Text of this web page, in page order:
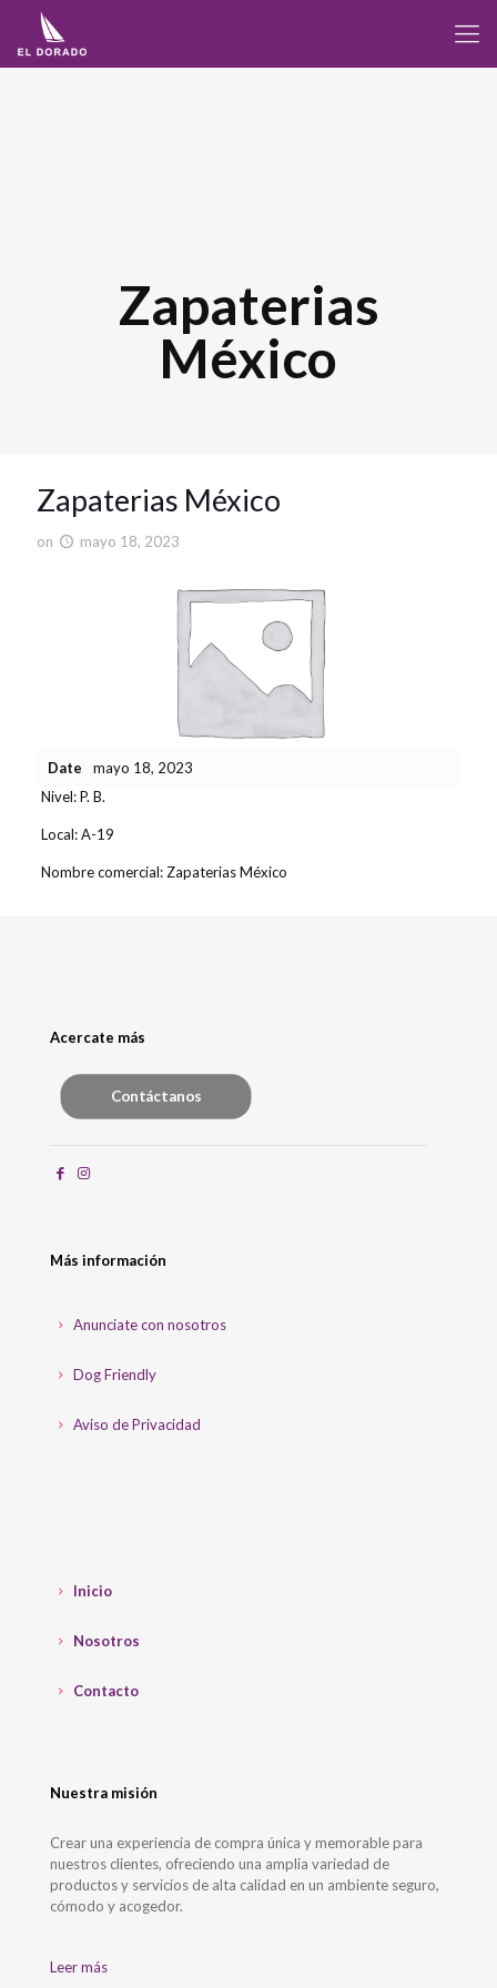
Zapaterias
México
Zapaterias México
on mayo 18, 2023
Date
mayo 18, 2023
Nivel:P. B.
Local:A-19
Nombre comercial: Zapaterias México
Acercate más
Contáctanos
Más información
Anunciate con nosotros
Dog Friendly
Aviso de Privacidad
Inicio
Nosotros
Contacto
Nuestra misión
Crear una experiencia de compra única y memorable para
nuestros clientes, ofreciendo una amplia variedad de
productos y servicios de alta calidad en un ambiente seguro,
cómodo y acogedor.
Leer más